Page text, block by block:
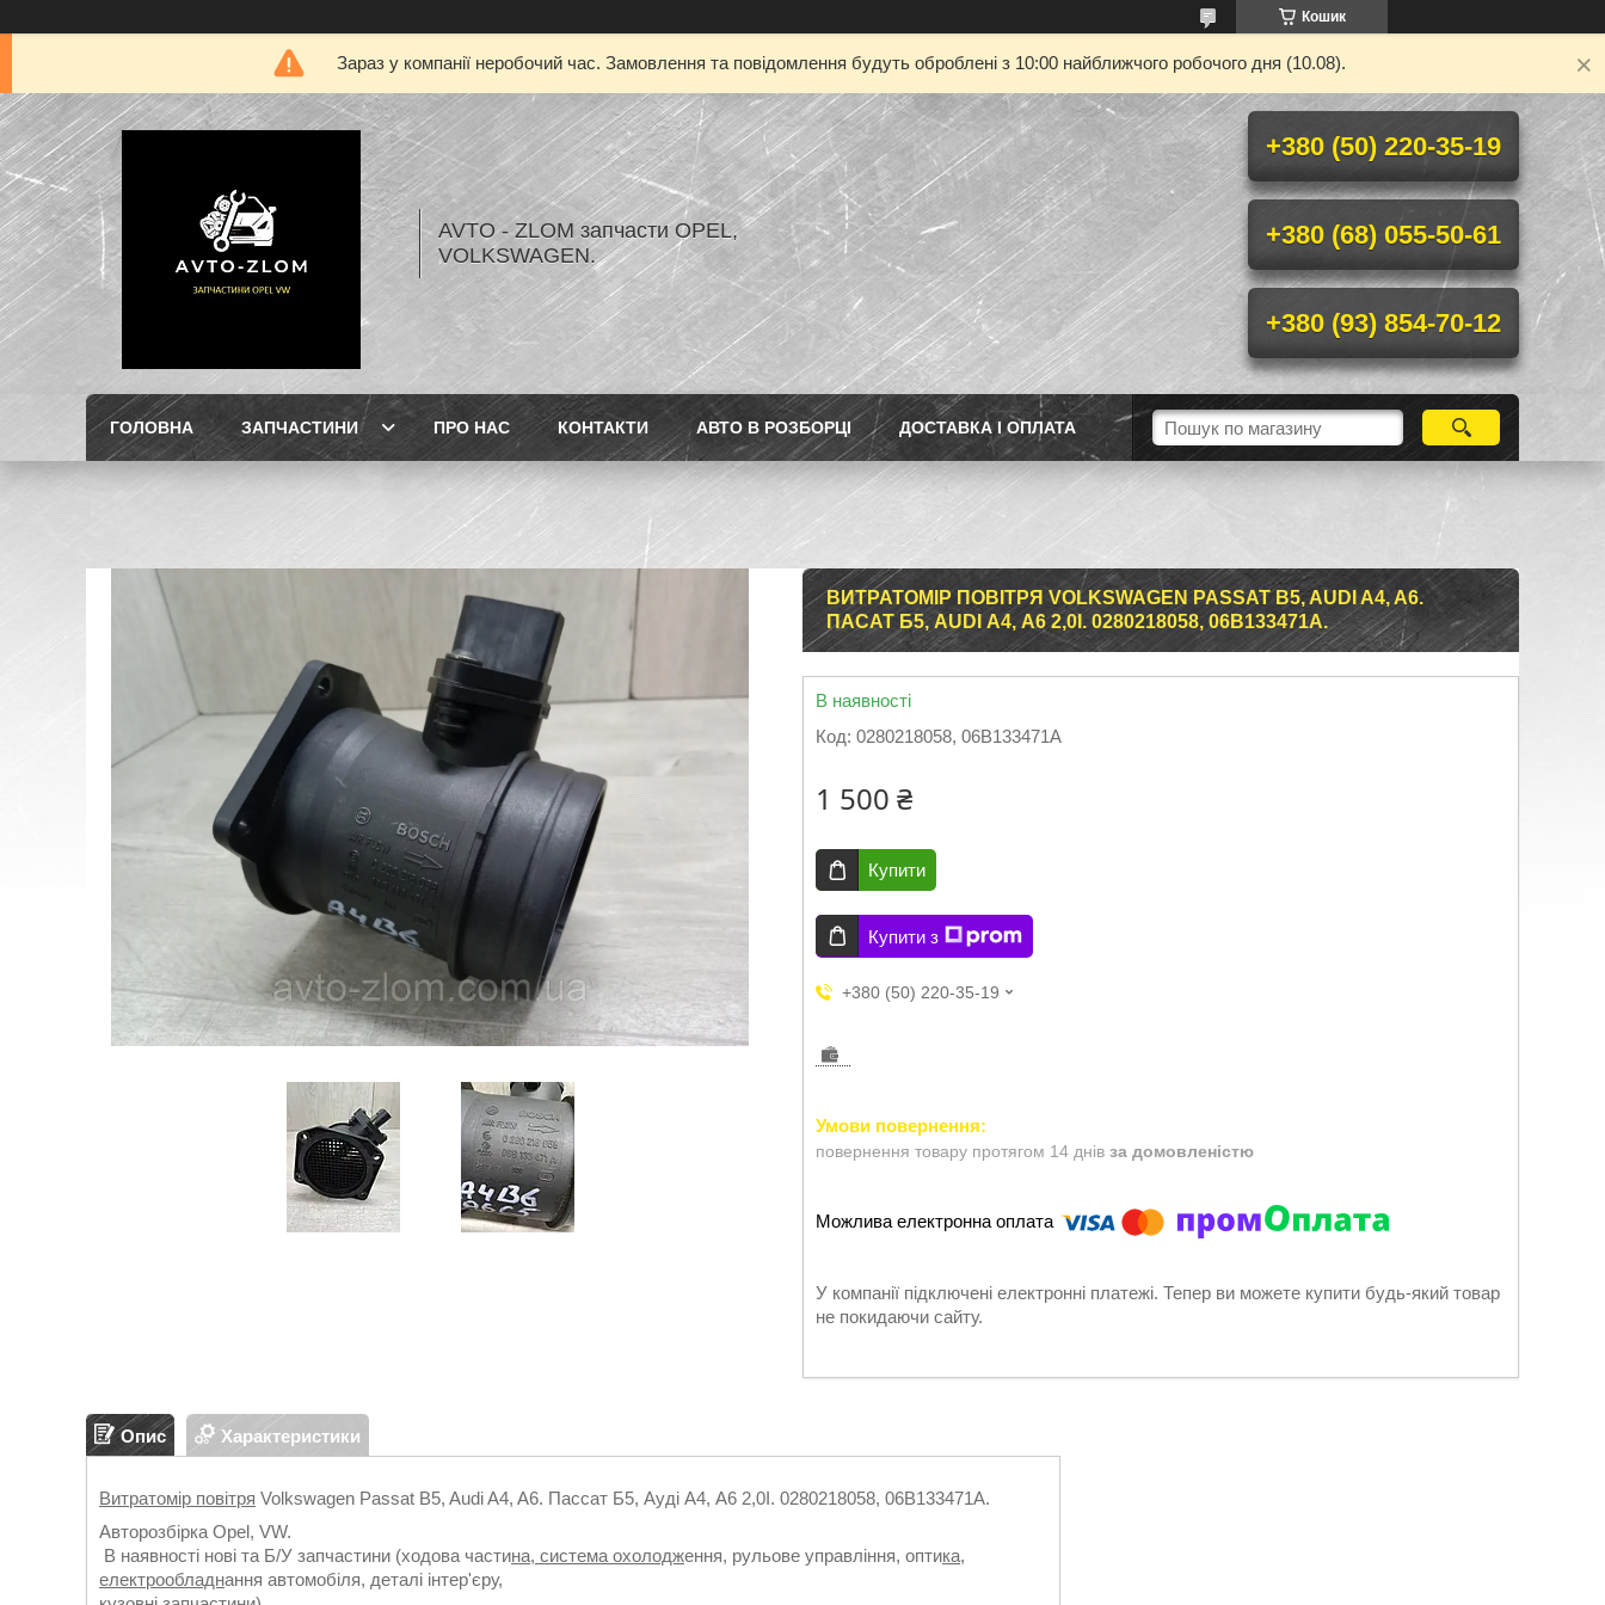
Кошик
Зараз у компанії неробочий час. Замовлення та повідомлення будуть оброблені з 10:00 найближчого робочого дня (10.08).
AVTO - ZLOM запчасти OPEL,
VOLKSWAGEN.
+380 (50) 220-35-19
+380 (68) 055-50-61
+380 (93) 854-70-12
ГОЛОВНА ЗАПЧАСТИНИ ПРО НАС КОНТАКТИ АВТО В РОЗБОРЦІ ДОСТАВКА І ОПЛАТА
ВИТРАТОМІР ПОВІТРЯ VOLKSWAGEN PASSAT B5, AUDI A4, A6.
ПАСАТ Б5, AUDI А4, А6 2,0I. 0280218058, 06B133471A.
В наявності
Код: 0280218058, 06B133471A
1 500 ₴
Купити
Купити з
+380 (50) 220-35-19
повернення товару протягом 14 днів за домовленістю
У компанії підключені електронні платежі. Тепер ви можете купити будь-який товар
не покидаючи сайту.
Опис Характеристики
Витратомір повітря Volkswagen Passat B5, Audi A4, A6. Пассат Б5, Ауді А4, А6 2,0I. 0280218058, 06B133471A.
Авторозбірка Opel, VW.
В наявності нові та Б/У запчастини (ходова частина, система охолодження, рульове управління, оптика,
електрообладнання автомобіля, деталі інтер'єру,